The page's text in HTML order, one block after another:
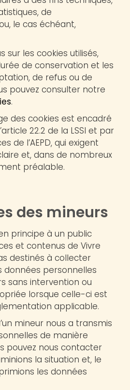
de
le cas échéant,
sur les cookies utilisés,
de conservation et les
de refus ou de
pouvez consulter notre
.
des cookies est encadré
22.2 de la LSSI et par
de l’AEPD, qui exigent
et, dans de nombreux
préalable.
des mineurs
principe à un public
et contenus de Vivre
destinés à collecter
personnelles
sans intervention ou
lorsque celle-ci est
applicable.
mineur nous a transmis
de manière
pouvez nous contacter
la situation et, le
les données